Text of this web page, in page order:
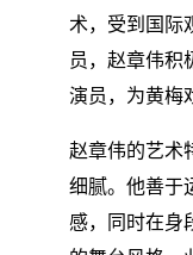
术，受到国际
员，赵章伟积
演员，为黄梅
赵章伟的艺术
细腻。他善于
感，同时在身